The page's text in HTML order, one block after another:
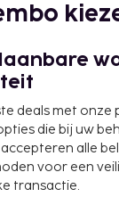
heeft
wetgeving
bij deze
1000 niet
informatie
de gegevens
deals met onze
die bij uw
accepteren alle
voor een
transactie.